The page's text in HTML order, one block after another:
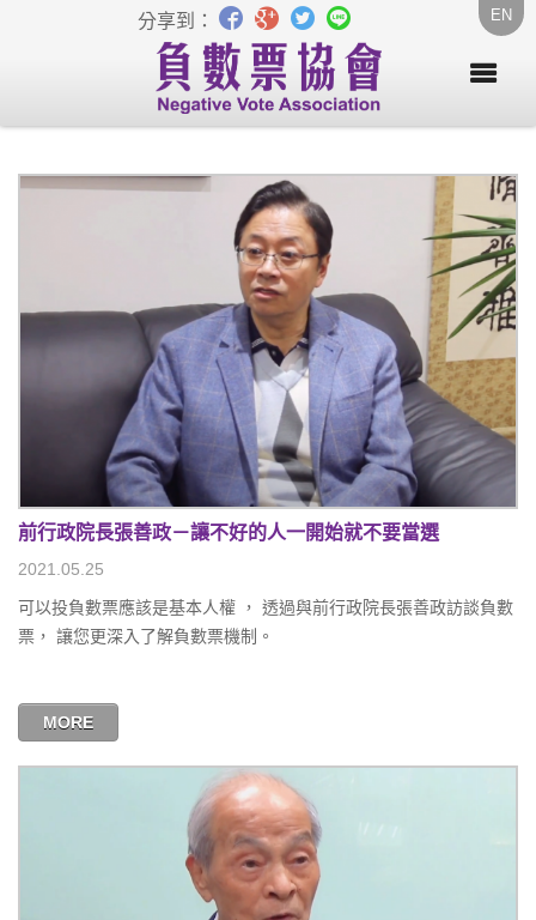
EN
分享到：
前行政院長張善政－讓不好的人一開始就不要當選
2021.05.25
可以投負數票應該是基本人權 ， 透過與前行政院長張善政訪談負數
票， 讓您更深入了解負數票機制。
MORE